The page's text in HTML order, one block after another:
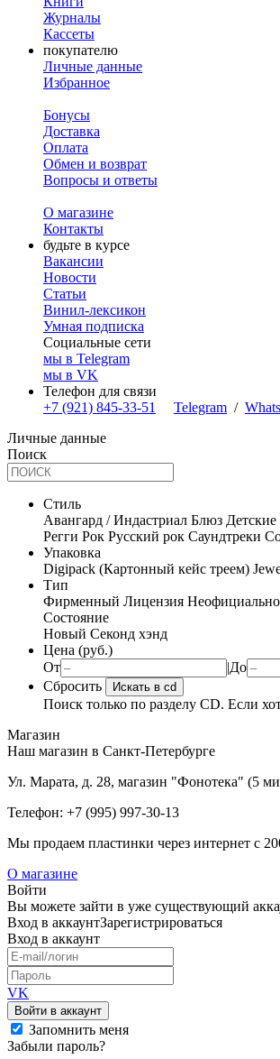
Журналы
Кассеты
покупателю
Личные данные
Избранное
Бонусы
Доставка
Оплата
Обмен и возврат
Вопросы и ответы
О магазине
Контакты
будьте в курсе
Вакансии
Новости
Статьи
Винил-лексикон
Умная подписка
Социальные сети
мы в Telegram
мы в VK
Телефон для связи
+7 (921) 845-33-51
Telegram /
Личные данные
Поиск
Стиль
Авангард / Индастриал Блюз
Регги Рок Русский рок Саундтреки
Упаковка
Digipack (Картонный кейс треем)
Тип
Фирменный Лицензия
Состояние
Новый Секонд хэнд
Цена (руб.)
От
|До
Сбросить
Искать в cd
Поиск только по разделу CD. Если
Магазин
Наш магазин в Санкт-Петербурге
Ул. Марата, д. 28, магазин "Фонотека" (5
Телефон: +7 (995) 997-30-13
Мы продаем пластинки через интернет c
О магазине
Войти
Вы можете зайти в уже существующий
Вход в аккаунтЗарегистрироваться
Вход в аккаунт
VK
Войти в аккаунт
Запомнить меня
Забыли пароль?